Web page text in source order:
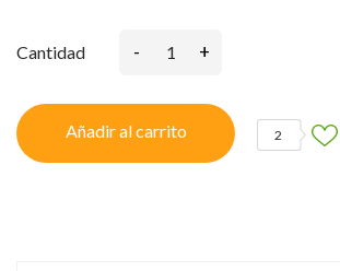
Cantidad - +
Añadir al carrito 2